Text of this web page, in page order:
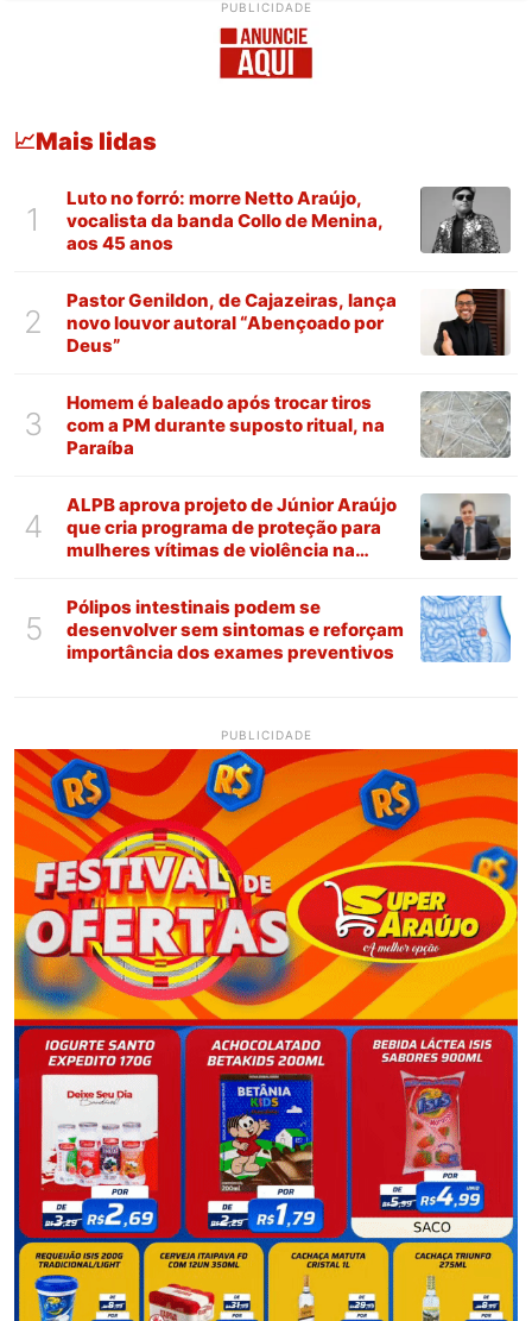
PUBLICIDADE
📈Mais lidas
1
Luto no forró: morre Netto Araújo,
vocalista da banda Collo de Menina,
aos 45 anos
2
Pastor Genildon, de Cajazeiras, lança
novo louvor autoral “Abençoado por
Deus”
3
Homem é baleado após trocar tiros
com a PM durante suposto ritual, na
Paraíba
4
ALPB aprova projeto de Júnior Araújo
que cria programa de proteção para
mulheres vítimas de violência na
5
Pólipos intestinais podem se
desenvolver sem sintomas e reforçam
importância dos exames preventivos
PUBLICIDADE